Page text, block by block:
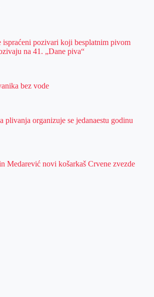
ispraćeni pozivari koji besplatnim pivom
na 41. „Dane piva“
bez vode
plivanja organizuje se jedanaestu godinu
Medarević novi košarkaš Crvene zvezde